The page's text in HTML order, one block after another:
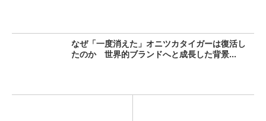
なぜ「一度消えた」オニツカタイガーは復活し
たのか 世界的ブランドへと成長した背景...